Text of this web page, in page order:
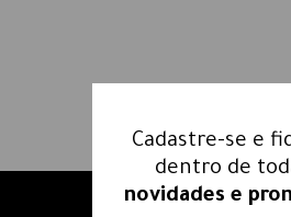
Cadastre-se e
dentro de
novidades e